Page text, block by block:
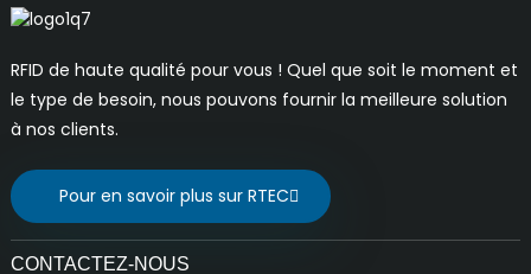
RFID de haute qualité pour vous ! Quel que soit le moment et
le type de besoin, nous pouvons fournir la meilleure solution
à nos clients.
Pour en savoir plus sur RTEC
CONTACTEZ-NOUS